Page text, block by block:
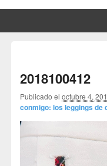
2018100412
Publicado el octubre 4,
conmigo: los leggings de